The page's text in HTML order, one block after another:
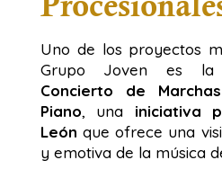
Uno de los proyectos
Grupo Joven es la
Concierto de
Piano, una iniciativa
León que ofrece una
y emotiva de la música